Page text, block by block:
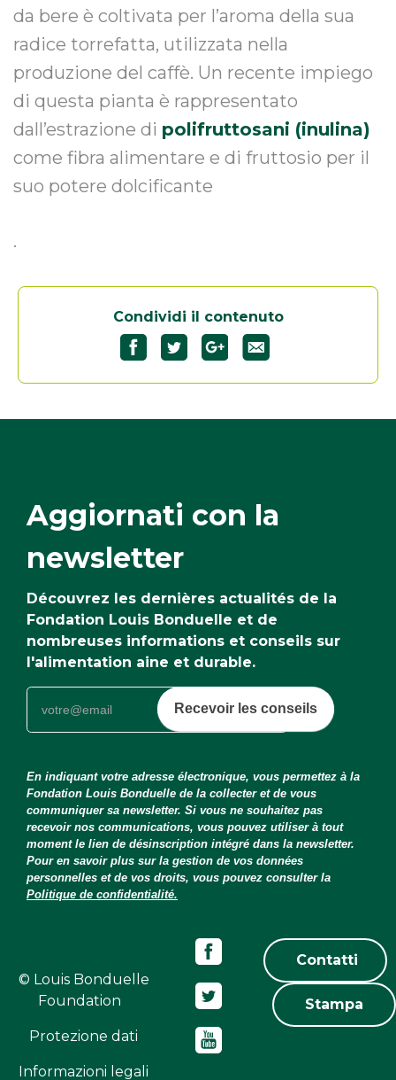
da bere è coltivata per l’aroma della sua
radice torrefatta, utilizzata nella
produzione del caffè. Un recente impiego
di questa pianta è rappresentato
dall’estrazione di polifruttosani (inulina)
come fibra alimentare e di fruttosio per il
suo potere dolcificante
.
Condividi il contenuto
PartagezPartagezPartagez
Aggiornati con la
newsletter
Découvrez les dernières actualités de la
Fondation Louis Bonduelle et de
nombreuses informations et conseils sur
l'alimentation aine et durable.
Recevoir les conseils
En indiquant votre adresse électronique, vous permettez à la
Fondation Louis Bonduelle de la collecter et de vous
communiquer sa newsletter. Si vous ne souhaitez pas
recevoir nos communications, vous pouvez utiliser à tout
moment le lien de désinscription intégré dans la newsletter.
Pour en savoir plus sur la gestion de vos données
personnelles et de vos droits, vous pouvez consulter la
Politique de confidentialité.
© Louis Bonduelle
Foundation
Protezione dati
Informazioni legali
Contatti
Stampa